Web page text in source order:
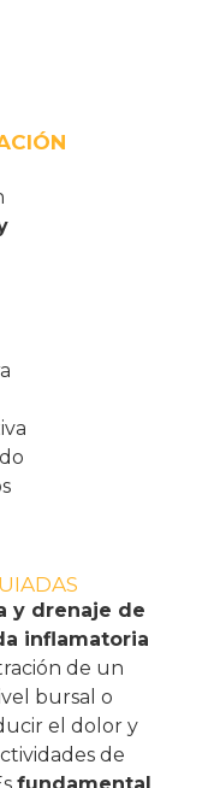
y drenaje de
inflamatoria
de un
bursal o
el dolor y
de
fundamental